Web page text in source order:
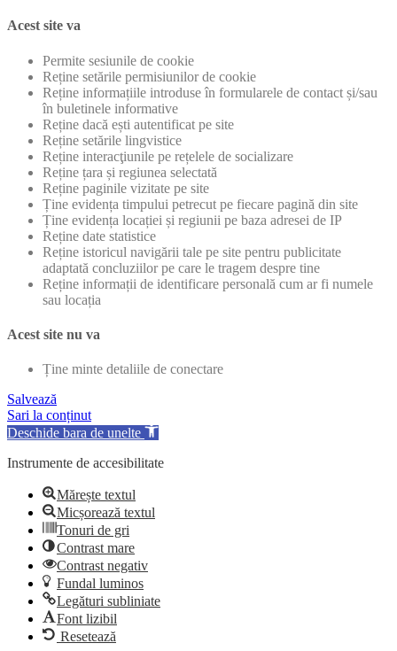
Acest site va
Permite sesiunile de cookie
Reține setările permisiunilor de cookie
Reține informațiile introduse în formularele de contact și/sau
în buletinele informative
Reține dacă ești autentificat pe site
Reține setările lingvistice
Reține interacţiunile pe rețelele de socializare
Reține țara și regiunea selectată
Reține paginile vizitate pe site
Ține evidența timpului petrecut pe fiecare pagină din site
Ține evidența locației și regiunii pe baza adresei de IP
Reține date statistice
Reține istoricul navigării tale pe site pentru publicitate
adaptată concluziilor pe care le tragem despre tine
Reține informații de identificare personală cum ar fi numele
sau locația
Acest site nu va
Ține minte detaliile de conectare
Salvează
Sari la conținut
Deschide bara de unelte
Instrumente de accesibilitate
Mărește textul
Micșorează textul
Tonuri de gri
Contrast mare
Contrast negativ
Fundal luminos
Legături subliniate
Font lizibil
Resetează